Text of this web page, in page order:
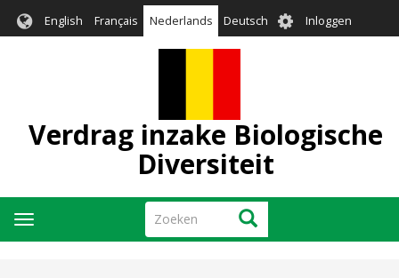
English Français Nederlands Deutsch User
account
Inloggen
Verdrag inzake Biologische
Diversiteit
Zoeken Zoeken
Navigatie
wisselen